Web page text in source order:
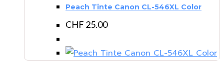
Peach Tinte Canon CL-546XL Color
CHF 25.00